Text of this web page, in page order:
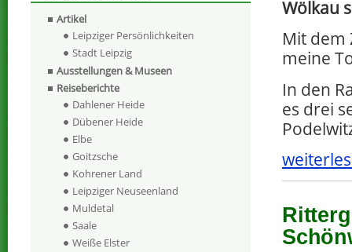
Wölkau
Mit dem
meine
In den
es drei
Artikel
Leipziger Persönlichkeiten
Stadt Leipzig
Ausstellungen & Museen
Reiseberichte
Dahlener Heide
Dübener Heide
Elbe
Goitzsche
Kohrener Land
Leipziger Neuseenland
Muldetal
Saale
Weiße Elster